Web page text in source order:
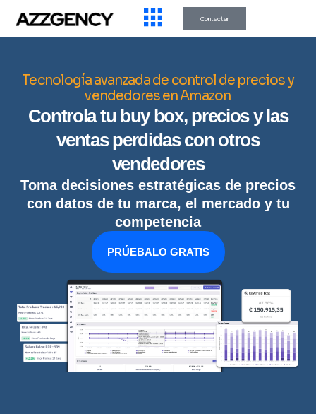
Contactar
Tecnología avanzada de control de precios y
vendedores en Amazon
Controla tu buy box, precios y las
ventas perdidas con otros
vendedores
Toma decisiones estratégicas de precios
con datos de tu marca, el mercado y tu
competencia
PRÚEBALO GRATIS